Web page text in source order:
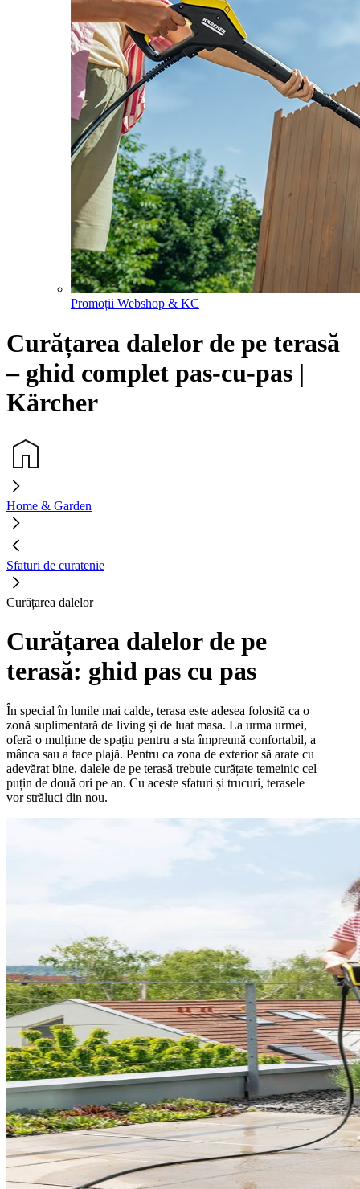
Promoții Webshop & KC
Curățarea dalelor de pe terasă
– ghid complet pas-cu-pas |
Kärcher
Home & Garden
Sfaturi de curatenie
Curățarea dalelor
Curățarea dalelor de pe
terasă: ghid pas cu pas
În special în lunile mai calde, terasa este adesea folosită ca o
zonă suplimentară de living și de luat masa. La urma urmei,
oferă o mulțime de spațiu pentru a sta împreună confortabil, a
mânca sau a face plajă. Pentru ca zona de exterior să arate cu
adevărat bine, dalele de pe terasă trebuie curățate temeinic cel
puțin de două ori pe an. Cu aceste sfaturi și trucuri, terasele
vor străluci din nou.